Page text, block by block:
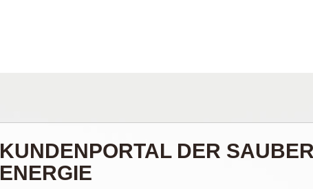
KUNDENPORTAL DER SAUBER
ENERGIE